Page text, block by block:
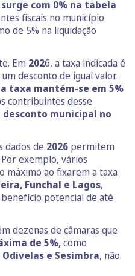
com 0% na tabela
fiscais no município
de 5% na liquidação
Em 2026, a taxa indicada é
desconto de igual valor.
taxa mantém-se em 5%
contribuintes desse
municipal no
dados de 2026 permitem
exemplo, vários
máximo ao fixarem a taxa
Funchal e Lagos,
potencial de até
dezenas de câmaras que
de 5%,como
e Sesimbra, não